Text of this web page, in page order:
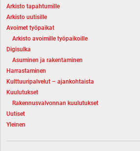
Arkisto tapahtumille
Arkisto uutisille
Avoimet työpaikat
Arkisto avoimille työpaikoille
Digisulka
Asuminen ja rakentaminen
Harrastaminen
Kulttuuripalvelut – ajankohtaista
Kuulutukset
Rakennusvalvonnan kuulutukset
Uutiset
Yleinen